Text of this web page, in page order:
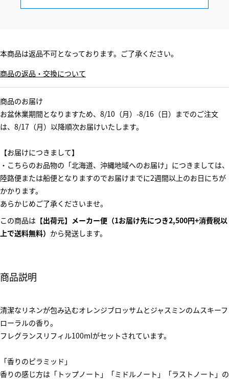
本商品は返品不可となっております。ご了承ください。
商品の返品・交換について
商品のお届け
お盆休業期間となりますため、8/10（月）-8/16（日）までのご注文
は、8/17（月）以降順次お届けいたします。
【お届けにつきまして】
・こちらのお品物の「北海道、沖縄地域へのお届け」につきましては、
陸路便または船便となりますのでお届けまでに2週間以上のお日にちが
かかります。
あらかじめご了承くださいませ。
この商品は 【出荷元】メーカー便（1お届け先につき2,500円+消費税以
上で送料無料） から発送します。
商品説明
清潔なリネンが包み込むオレンジブロッサムとジャスミンのムスキーフ
ローラルの香り。
フレグランスリフィル100mlがセットされています。
「香りのピラミッド」
香りの感じ方は「トップノート」「ミドルノート」「ラストノート」の